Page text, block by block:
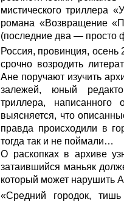
мистического триллера
романа «Возвращение
(последние два — просто
Россия, провинция, осень
срочно возродить
Ане поручают изучить
залежей, юный
триллера,
выясняется, что
правда происходили в
тогда так и не поймали…
О раскопках в архиве
затаившийся маньяк
который может нарушить
«Средний городок,